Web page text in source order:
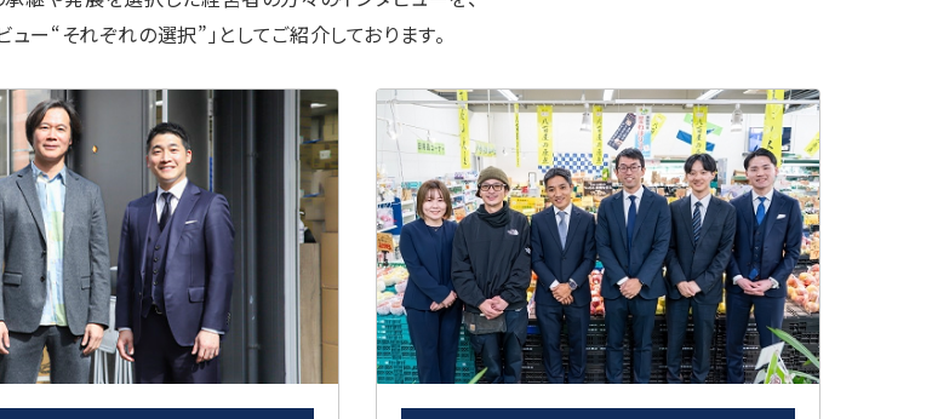
ー“それぞれの選択”」としてご紹介しております。